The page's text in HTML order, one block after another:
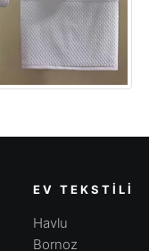
EV TEKSTILI
Havlu
Bornoz